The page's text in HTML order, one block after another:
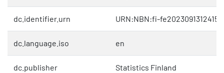
dc.identifier.urn URN:NBN:fi-fe20230913124151
dc.language.iso en
dc.publisher Statistics Finland